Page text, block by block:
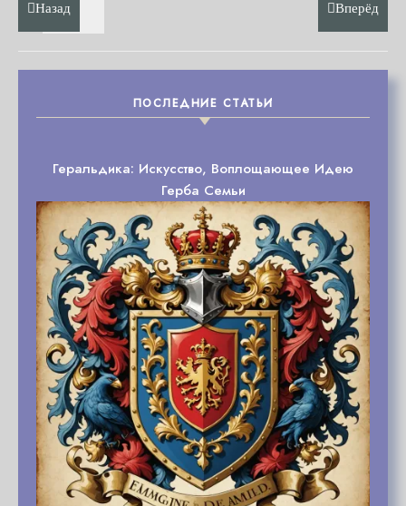
Назад Вперёд
ПОСЛЕДНИЕ СТАТЬИ
Геральдика: Искусство, Воплощающее Идею
Герба Семьи